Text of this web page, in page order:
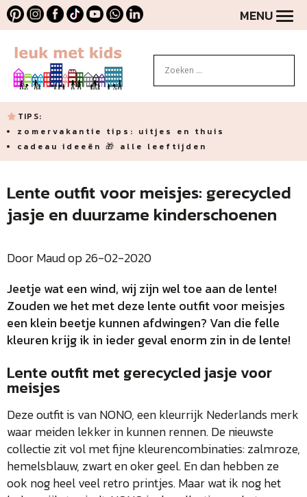
MENU
TIPS:
zomervakantie tips: uitjes en thuis
cadeau ideeën 🎁 alle leeftijden
Lente outfit voor meisjes: gerecycled
jasje en duurzame kinderschoenen
Door Maud op 26-02-2020
Jeetje wat een wind, wij zijn wel toe aan de lente!
Zouden we het met deze lente outfit voor meisjes
een klein beetje kunnen afdwingen? Van die felle
kleuren krijg ik in ieder geval enorm zin in de lente!
Lente outfit met gerecycled jasje voor
meisjes
Deze outfit is van NONO, een kleurrijk Nederlands merk
waar meiden lekker in kunnen rennen. De nieuwste
collectie zit vol met fijne kleurencombinaties: zalmroze,
hemelsblauw, zwart en oker geel. En dan hebben ze
ook nog heel veel retro printjes. Maar wat ik nog het